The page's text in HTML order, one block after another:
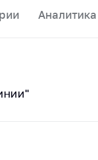
Аналитика